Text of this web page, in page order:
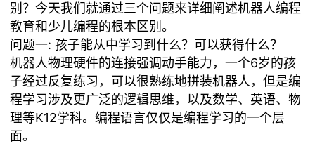
别？今天我们就通过三个问题来详细阐述机器人编程
教育和少儿编程的根本区别。
问题一: 孩子能从中学习到什么？可以获得什么？
机器人物理硬件的连接强调动手能力，一个6岁的孩
子经过反复练习，可以很熟练地拼装机器人，但是编
程学习涉及更广泛的逻辑思维，以及数学、英语、物
理等K12学科。编程语言仅仅是编程学习的一个层
面。